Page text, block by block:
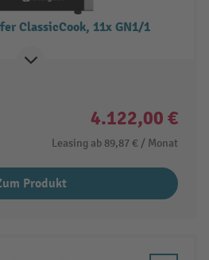
ClassicCook, 11x GN1/1
4.122,00 €
Leasing ab 89,87 € / Monat
Produkt